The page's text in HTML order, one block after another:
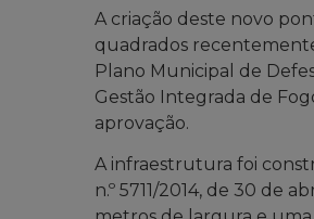
A criação deste novo
quadrados
Plano Municipal de
Gestão Integrada de
aprovação.
A infraestrutura foi
n.º 5711/2014, de 30 de